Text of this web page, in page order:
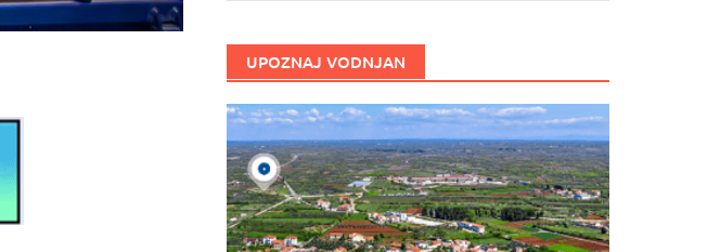
UPOZNAJ VODNJAN